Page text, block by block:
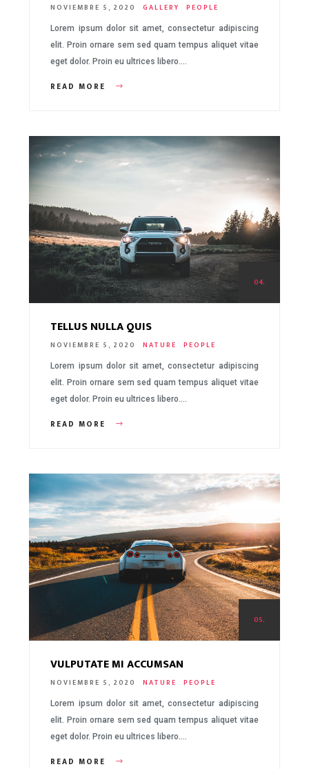
NOVIEMBRE 5, 2020 GALLERY PEOPLE
Lorem ipsum dolor sit amet, consectetur adipiscing
elit. Proin ornare sem sed quam tempus aliquet vitae
eget dolor. Proin eu ultrices libero….
READ MORE
04.
TELLUS NULLA QUIS
NOVIEMBRE 5, 2020 NATURE PEOPLE
Lorem ipsum dolor sit amet, consectetur adipiscing
elit. Proin ornare sem sed quam tempus aliquet vitae
eget dolor. Proin eu ultrices libero….
READ MORE
05.
VULPUTATE MI ACCUMSAN
NOVIEMBRE 5, 2020 NATURE PEOPLE
Lorem ipsum dolor sit amet, consectetur adipiscing
elit. Proin ornare sem sed quam tempus aliquet vitae
eget dolor. Proin eu ultrices libero….
READ MORE